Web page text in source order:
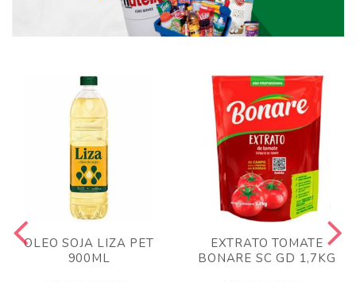
OLEO SOJA LIZA PET
900ML
EXTRATO TOMATE
BONARE SC GD 1,7KG